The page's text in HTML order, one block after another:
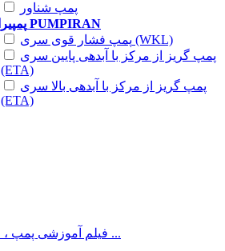
پمپ شناور
پمپیران PUMPIRAN
پمپ فشار قوی سری (WKL)
پمپ گریز از مرکز با آبدهی پایین سری
(ETA)
پمپ گریز از مرکز با آبدهی بالا سری
(ETA)
فیلم آموزشی پمپ ، الکتروپمپ و ...